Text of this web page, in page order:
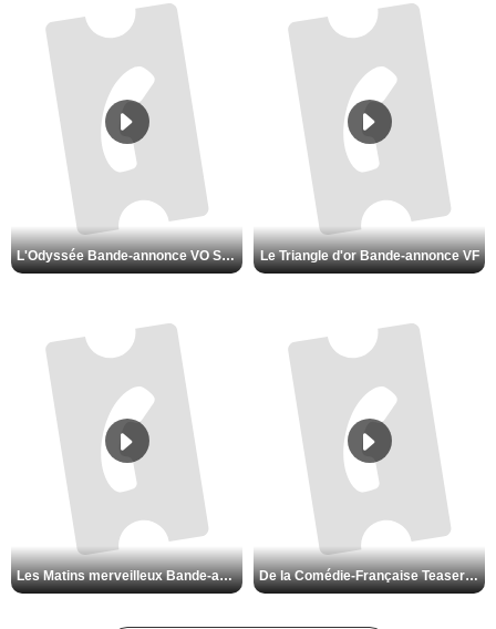
L'Odyssée Bande-annonce VO STFR Le Triangle d'or Bande-annonce VF
Les Matins merveilleux Bande-annonce VF De la Comédie-Française Teaser VF